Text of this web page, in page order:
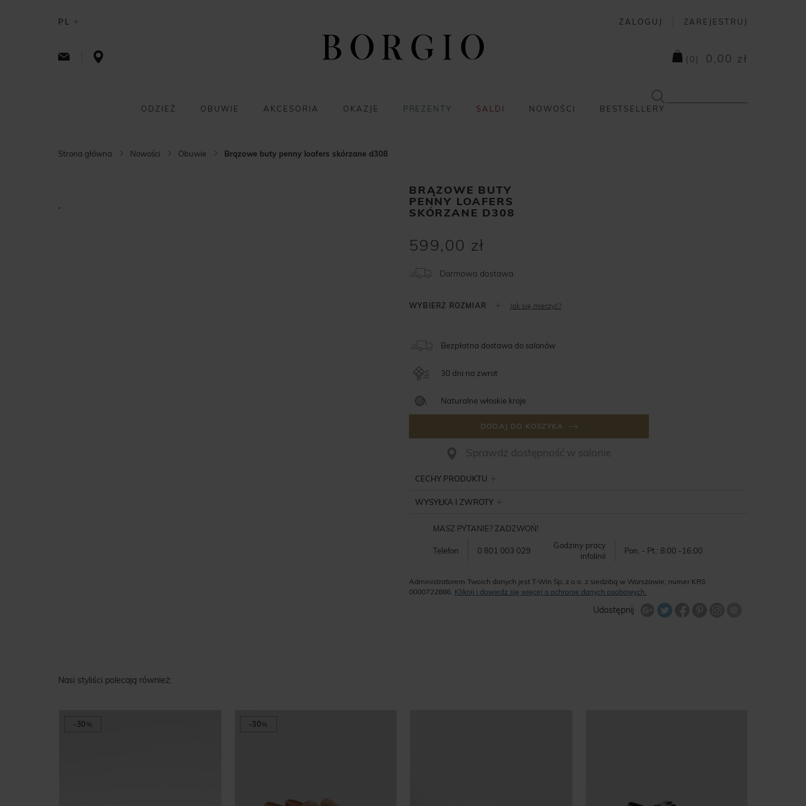
PL ZALOGUJ ZAREJESTRUJ
( 0 ) 0,00 zł
ODZIEŻ OBUWIE AKCESORIA OKAZJE PREZENTY SALDI NOWOŚCI BESTSELLERY
Strona główna Nowości Obuwie Brązowe buty penny loafers skórzane d308
BRĄZOWE BUTY
PENNY LOAFERS
SKÓRZANE D308
599,00 zł
Darmowa dostawa
Jak się mierzyć?
Bezpłatna dostawa do salonów
30 dni na zwrot
Naturalne włoskie kroje
DODAJ DO KOSZYKA
Sprawdż dostępność w salonie
CECHY PRODUKTU
WYSYŁKA I ZWROTY
MASZ PYTANIE? ZADZWOŃ!
Telefon 0 801 003 029
Godziny pracy
infolinii
Pon. - Pt.: 8:00 -16:00
Administratorem Twoich danych jest T-Win Sp. z o.o. z siedzibą w Warszawie, numer KRS
0000722886. Kliknij i dowiedz się więcej o ochronie danych osobowych.
Udostępnij
Udostępnij na Twitterze
Nasi styliści polecają również:
-30% -30%